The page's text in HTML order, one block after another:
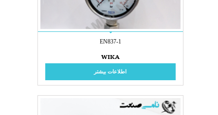
EN837-1
WIKA
اطلاعات بیشتر